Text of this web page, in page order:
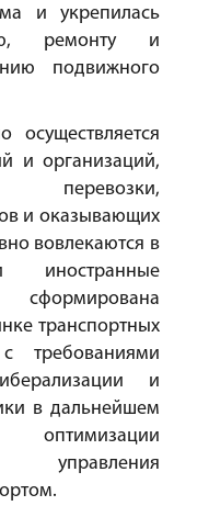
и укрепилась
ремонту и
подвижного
и организаций,
и оказывающих
вовлекаются в
иностранные
транспортных
требованиями
и
в дальнейшем
оптимизации
управления